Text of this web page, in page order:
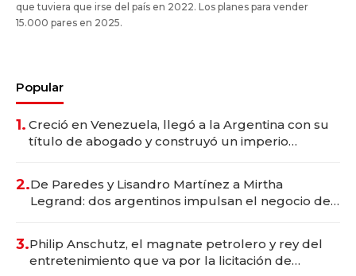
que tuviera que irse del país en 2022. Los planes para vender
15.000 pares en 2025.
Popular
1. Creció en Venezuela, llegó a la Argentina con su
título de abogado y construyó un imperio
2.De Paredes y Lisandro Martínez a Mirtha
Legrand: dos argentinos impulsan el negocio del
3.Philip Anschutz, el magnate petrolero y rey del
entretenimiento que va por la licitación de